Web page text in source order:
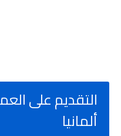
التقديم على
ألمانيا